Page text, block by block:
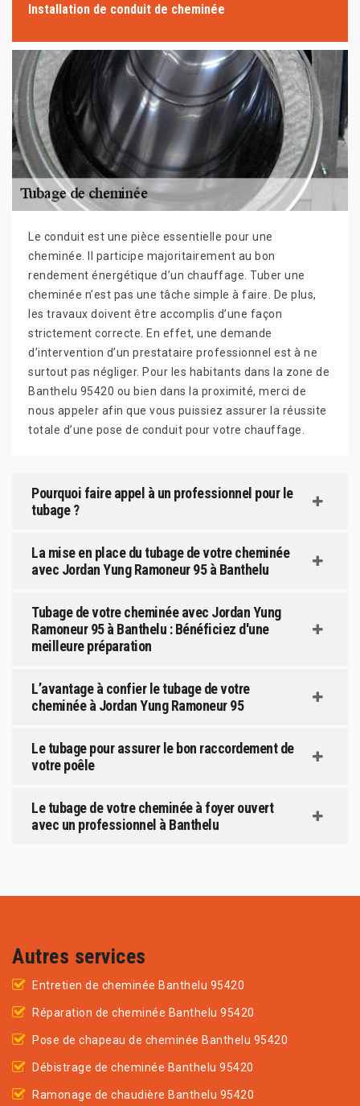
Installation de conduit de cheminée
Le conduit est une pièce essentielle pour une
cheminée. Il participe majoritairement au bon
rendement énergétique d’un chauffage. Tuber une
cheminée n’est pas une tâche simple à faire. De plus,
les travaux doivent être accomplis d’une façon
strictement correcte. En effet, une demande
d’intervention d’un prestataire professionnel est à ne
surtout pas négliger. Pour les habitants dans la zone de
Banthelu 95420 ou bien dans la proximité, merci de
nous appeler afin que vous puissiez assurer la réussite
totale d’une pose de conduit pour votre chauffage.
Pourquoi faire appel à un professionnel pour le
tubage ?
La mise en place du tubage de votre cheminée
avec Jordan Yung Ramoneur 95 à Banthelu
Tubage de votre cheminée avec Jordan Yung
Ramoneur 95 à Banthelu : Bénéficiez d'une
meilleure préparation
L’avantage à confier le tubage de votre
cheminée à Jordan Yung Ramoneur 95
Le tubage pour assurer le bon raccordement de
votre poêle
Le tubage de votre cheminée à foyer ouvert
avec un professionnel à Banthelu
Autres services
Entretien de cheminée Banthelu 95420
Réparation de cheminée Banthelu 95420
Pose de chapeau de cheminée Banthelu 95420
Débistrage de cheminée Banthelu 95420
Ramonage de chaudière Banthelu 95420